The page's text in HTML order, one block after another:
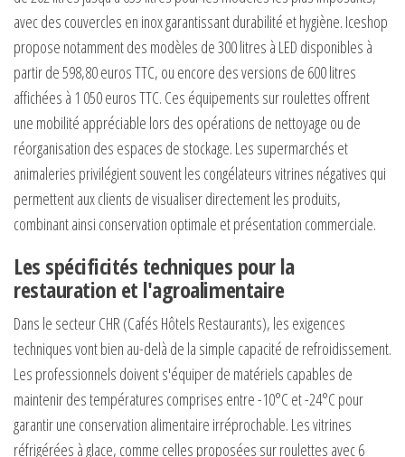
avec des couvercles en inox garantissant durabilité et hygiène. Iceshop
propose notamment des modèles de 300 litres à LED disponibles à
partir de 598,80 euros TTC, ou encore des versions de 600 litres
affichées à 1 050 euros TTC. Ces équipements sur roulettes offrent
une mobilité appréciable lors des opérations de nettoyage ou de
réorganisation des espaces de stockage. Les supermarchés et
animaleries privilégient souvent les congélateurs vitrines négatives qui
permettent aux clients de visualiser directement les produits,
combinant ainsi conservation optimale et présentation commerciale.
Les spécificités techniques pour la
restauration et l'agroalimentaire
Dans le secteur CHR (Cafés Hôtels Restaurants), les exigences
techniques vont bien au-delà de la simple capacité de refroidissement.
Les professionnels doivent s'équiper de matériels capables de
maintenir des températures comprises entre -10°C et -24°C pour
garantir une conservation alimentaire irréprochable. Les vitrines
réfrigérées à glace, comme celles proposées sur roulettes avec 6